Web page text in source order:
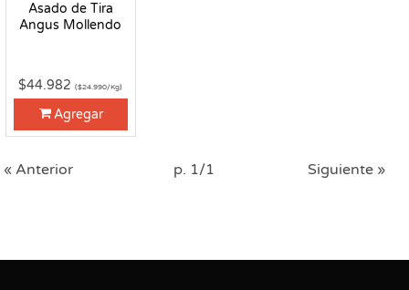
Asado de Tira
Angus Mollendo
$44.982($24.990/Kg)
Agregar
« Anterior p. 1/1 Siguiente »